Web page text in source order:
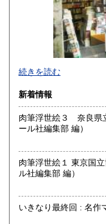
明治10年創業。九州
えております。その他
沿線名：JR および
最寄駅：熊本駅より
車徒歩5分
定休日：毎週火曜日
書籍の買取について
熊本県内出張いたしま
本のご売却をご検討の
続きを読む
新着情報
肉筆浮世絵３ 奈良県立
ール社編集部 編）
肉筆浮世絵１ 東京国立博
ル社編集部 編）
いきなり最終回 : 名